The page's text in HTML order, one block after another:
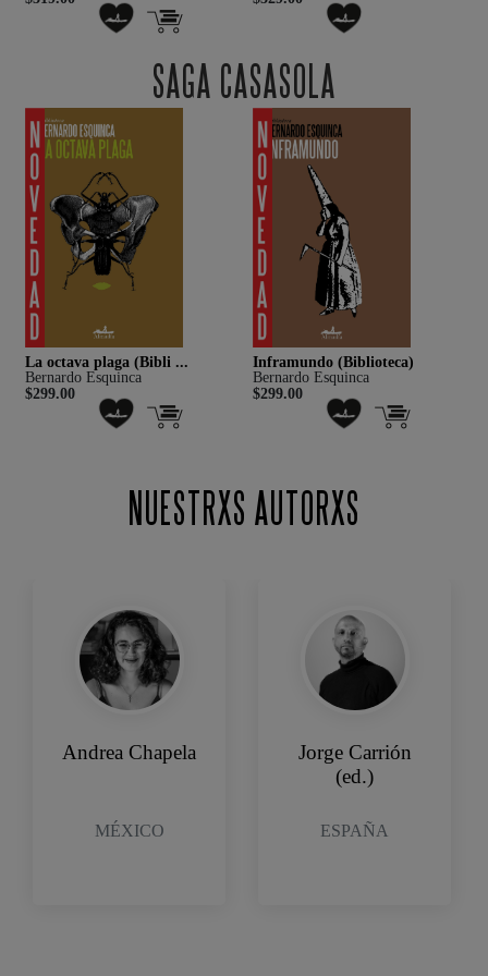
SAGA CASASOLA
La octava plaga (Bibli ...
Bernardo Esquinca
$299.00
Inframundo (Biblioteca)
Bernardo Esquinca
$299.00
NUESTRXS AUTORXS
Andrea Chapela
MÉXICO
Jorge Carrión
(ed.)
ESPAÑA